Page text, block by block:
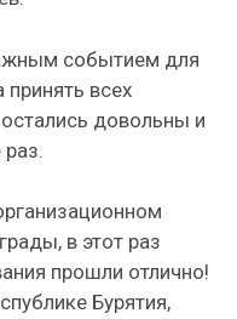
событием для
принять всех
довольны и
в этот раз
прошли отлично!
Бурятия,